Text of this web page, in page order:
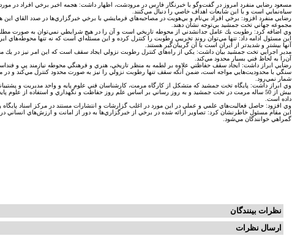
مسعود رضايي منفرد امروز در گفت‌وگو با خبرنگار فارس در مرودشت، اظهار داشت: هجمه اخير برخي افراد در
سياه‌نمايي است و با اين شايعات اهداف خاصي را دنبال مي‌كنند.
رضايي منفرد افزود: برخي افراد بي‌نام و بي‌هويت در مصاحبه‌هاي فرمايشي با برخي خبرگزاري‌ها در صدد القاي
مجموعه جهاني تخت جمشيد بي‌توجه نشان دهند.
وي اضافه كرد: رطوبت يك عامل جدانشدني از محوطه تاريخي است و آن را در هيچ شرايطي نمي‌توان به صورت
اين مسئول ادامه داد: تنها مي‌توان روند تخريبي رطوبت را كنترل كرده و اين مسئله‌اي است كه نه تنها محوطه‌هاي
آنها بيشتر و شديدتر از ايران است با آن گريبان‌گير هستند.
مدير اجرايي تخت جمشيد بيان داشت: يكي از راه‌هاي كنترل رطوبت نزولي ايجاد سقف است كه اين امر نيز در يك
آن‌را به لحاظ فني بسيار محدود مي‌كند.
رضايي ابراز داشت: ايجاد سقف حفاظتي علاوه بر لطمه به منظر تاريخي، هنري و فرهنگي محوطه نيازمند پي و
سنگي با محدوديت‌هايي مواجه است، ضمن آنكه سقف تنها رطوبت نزولي را نيز به صورت محدود كنترل مي‌كند و
شمار نمي‌رود.
وي ابراز داشت: پايگاه تخت جمشيد كه متشكل از كارگاه مرمت، كارشناسان فني علوم پايه و واحد مديريت و
بيش از 50 ساله مرمت در تخت جمشيد و به روز رساني بر اساس علم روز حفاظت و نگهداري و استفاده از
داده است.
وي افزود: حاصل فعاليت‌هاي علمي و عملي در اين مورد در اغلب گزارشات و انتشارات مستند در مركز اسناد
اين مقام مسئول خاطرنشان كرد: تصاوير ارائه شده در برخي از خبرگزاري‌ها به دور از امانت و ارزش‌هاي انساني
گمراهي خوانندگان مي‌شود.
نظرات بینندگان
ارسال نظرات